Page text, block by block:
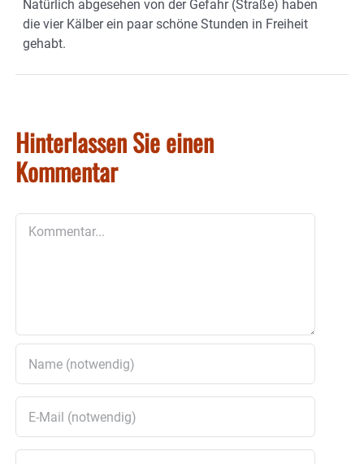
Natürlich abgesehen von der Gefahr (Straße) haben
die vier Kälber ein paar schöne Stunden in Freiheit
gehabt.
Hinterlassen Sie einen
Kommentar